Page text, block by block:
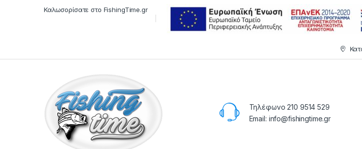
Καλωσορίσατε στο FishingTime.gr
Τηλέφωνο 210 9514 529
Email: info@fishingtime.gr